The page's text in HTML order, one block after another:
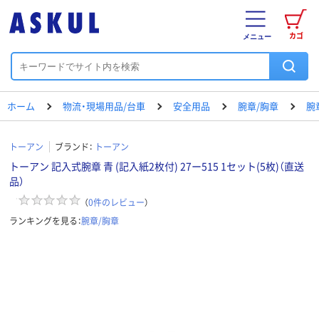
カゴ
メニュー
ホーム 物流・現場用品/台車 安全用品 腕章/胸章 腕
トーアン ブランド： トーアン
トーアン 記入式腕章 青 (記入紙2枚付) 27ー515 1セット(5枚)（直送
品）
（0件のレビュー）
ランキングを見る：腕章/胸章